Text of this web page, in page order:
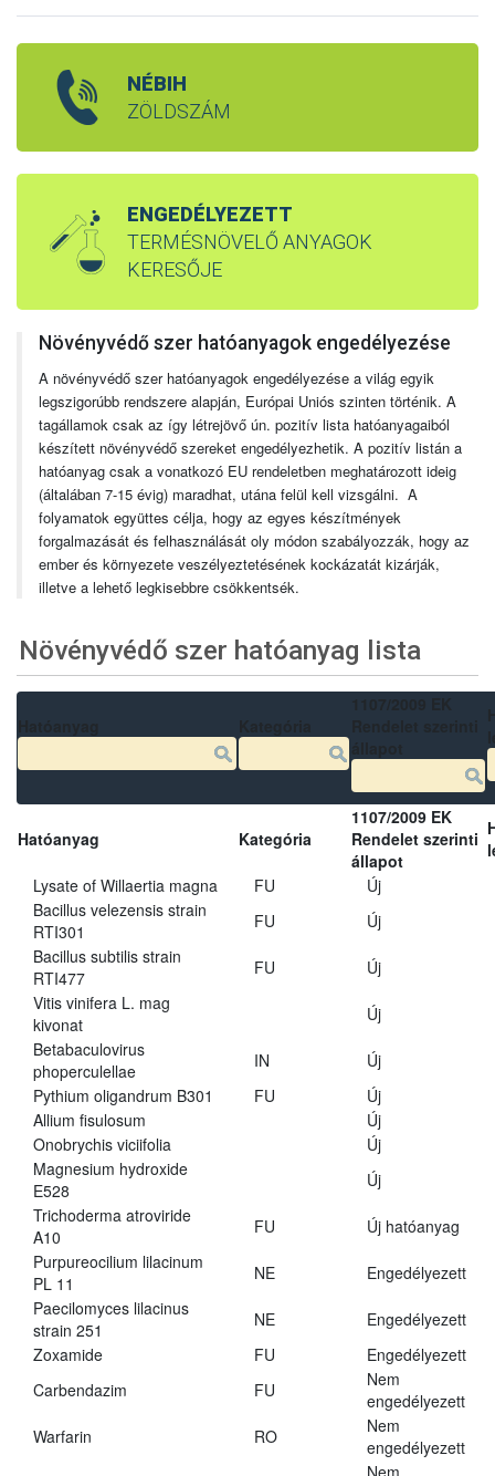
NÉBIH
ZÖLDSZÁM
ENGEDÉLYEZETT
TERMÉSNÖVELŐ ANYAGOK
KERESŐJE
Növényvédő szer hatóanyagok engedélyezése
A növényvédő szer hatóanyagok engedélyezése a világ egyik
legszigorúbb rendszere alapján, Európai Uniós szinten történik. A
tagállamok csak az így létrejövő ún. pozitív lista hatóanyagaiból
készített növényvédő szereket engedélyezhetik. A pozitív listán a
hatóanyag csak a vonatkozó EU rendeletben meghatározott ideig
(általában 7-15 évig) maradhat, utána felül kell vizsgálni. A
folyamatok együttes célja, hogy az egyes készítmények
forgalmazását és felhasználását oly módon szabályozzák, hogy az
ember és környezete veszélyeztetésének kockázatát kizárják,
illetve a lehető legkisebbre csökkentsék.
Növényvédő szer hatóanyag lista
Hatóanyag Kategória
1107/2009 EK
Rendelet szerinti
állapot
Lysate of Willaertia magna
FU
Új
Bacillus velezensis strain
RTI301
FU
Új
Bacillus subtilis strain
RTI477
FU
Új
Vitis vinifera L. mag
kivonat
Új
Betabaculovirus
phoperculellae
IN
Új
Pythium oligandrum B301
FU
Új
Allium fisulosum
Új
Onobrychis viciifolia
Új
Magnesium hydroxide
E528
Új
Trichoderma atroviride
A10
FU
Új hatóanyag
Purpureocilium lilacinum
PL 11
NE
Engedélyezett
Paecilomyces lilacinus
strain 251
NE
Engedélyezett
Zoxamide
FU
Engedélyezett
Carbendazim
FU
Nem
engedélyezett
Warfarin
RO
Nem
engedélyezett